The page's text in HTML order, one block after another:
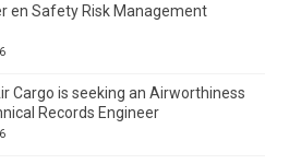
en Safety Risk Management
Cargo is seeking an Airworthiness
Records Engineer